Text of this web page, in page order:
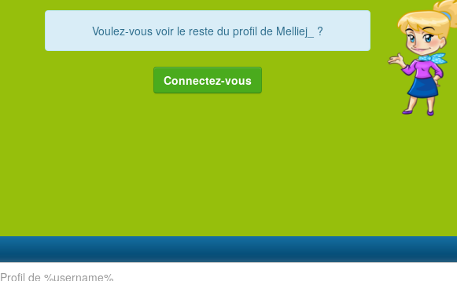
Voulez-vous voir le reste du profil de Melliej_ ?
Connectez-vous
Profil de %username%